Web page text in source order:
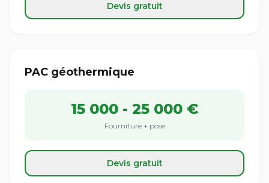
Devis gratuit
PAC géothermique
15 000 - 25 000 €
Fourniture + pose
Devis gratuit